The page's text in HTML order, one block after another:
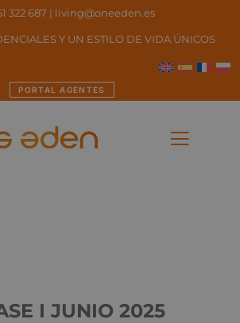
322 687 | living@oneeden.es
Y UN ESTILO DE VIDA ÚNICOS
PORTAL AGENTES
I JUNIO 2025